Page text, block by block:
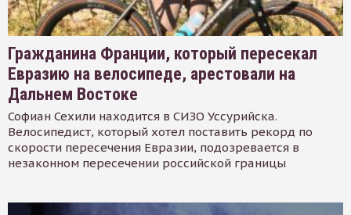
Гражданина Франции, который пересекал
Евразию на велосипеде, арестовали на
Дальнем Востоке
Софиан Сехили находится в СИЗО Уссурийска.
Велосипедист, который хотел поставить рекорд по
скорости пересечения Евразии, подозревается в
незаконном пересечении российской границы